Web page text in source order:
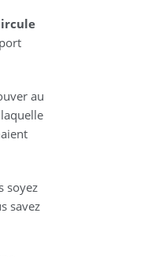
au
soyez
savez